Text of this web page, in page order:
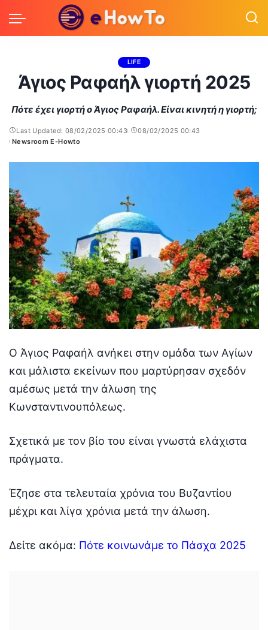
LIFE
Άγιος Ραφαήλ γιορτή 2025
Πότε έχει γιορτή ο Άγιος Ραφαήλ. Είναι κινητή η γιορτή;
Last Updated: 08/02/2025 00:43
08/02/2025 00:43
Posted
Newsroom E-Howto
Ο Άγιος Ραφαήλ ανήκει στην ομάδα των Αγίων
και μάλιστα εκείνων που μαρτύρησαν σχεδόν
αμέσως μετά την άλωση της
Κωνσταντινουπόλεως.
Σχετικά με τον βίο του είναι γνωστά ελάχιστα
πράγματα.
Έζησε στα τελευταία χρόνια του Βυζαντίου
μέχρι και λίγα χρόνια μετά την άλωση.
Δείτε ακόμα: Πότε κοινωνάμε το Πάσχα 2025